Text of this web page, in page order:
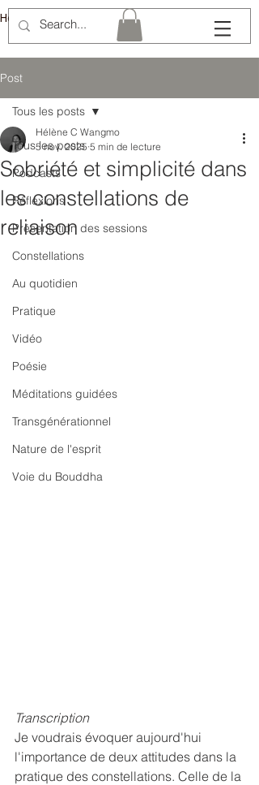
Hélène Lémery
Post
Tous les posts
Podcasts
Réflexions
Présentation des sessions
Constellations
Au quotidien
Pratique
Vidéo
Poésie
Méditations guidées
Transgénérationnel
Nature de l'esprit
Voie du Bouddha
Tous les posts
Sobriété et simplicité dans
les constellations de
reliaison
Hélène C Wangmo
5 nov. 2025 5 min de lecture
Transcription
Je voudrais évoquer aujourd'hui
l'importance de deux attitudes dans la
pratique des constellations. Celle de la